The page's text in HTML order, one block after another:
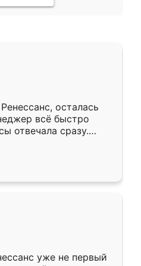
осталась
всё быстро
отвечала сразу.
подошёл к
Собрали
аккуратно, даже
уже не первый